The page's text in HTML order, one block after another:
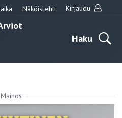
Näköislehti Kirjaudu
Haku
Mainos